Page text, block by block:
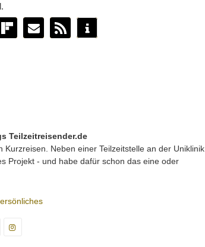
Teilzeitreisender.de
Neben einer Teilzeitstelle an der Uniklinik
Projekt - und habe dafür schon das eine oder